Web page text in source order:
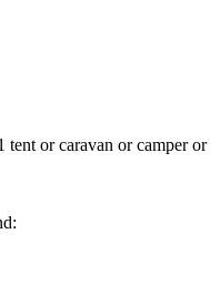
tent or caravan or camper or